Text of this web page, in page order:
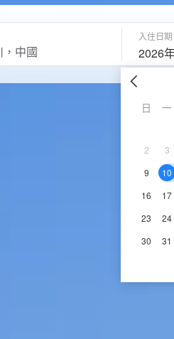
入住日期
2026
日 一
2
3
9
10
16
17
23
24
30
31